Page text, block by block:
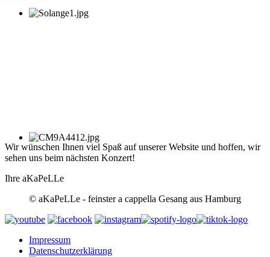
Wir wünschen Ihnen viel Spaß auf unserer Website und hoffen, wir
sehen uns beim nächsten Konzert!
Ihre aKaPeLLe
© aKaPeLLe - feinster a cappella Gesang aus Hamburg
Impressum
Datenschutzerklärung